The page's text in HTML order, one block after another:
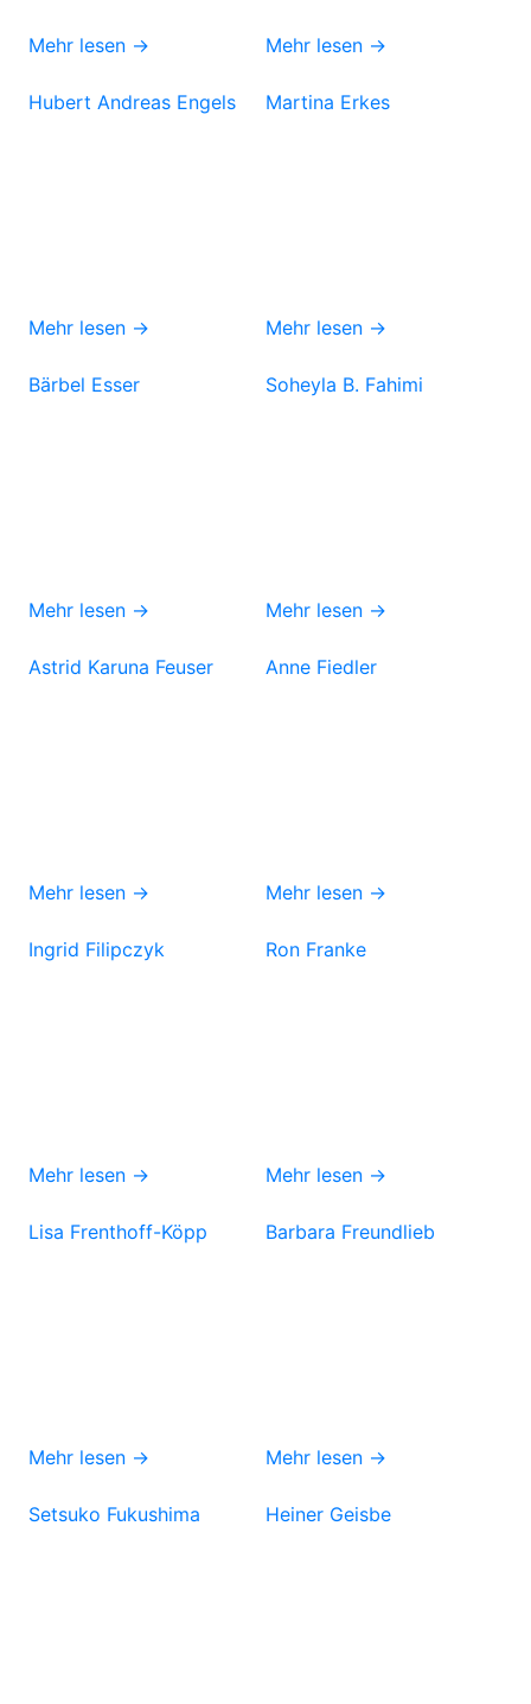
Mehr lesen → Mehr lesen →
Hubert Andreas Engels
Mehr lesen →
Martina Erkes
Mehr lesen →
Bärbel Esser
Mehr lesen →
Soheyla B. Fahimi
Mehr lesen →
Astrid Karuna Feuser
Mehr lesen →
Anne Fiedler
Mehr lesen →
Ingrid Filipczyk
Mehr lesen →
Ron Franke
Mehr lesen →
Lisa Frenthoff-Köpp
Mehr lesen →
Barbara Freundlieb
Mehr lesen →
Setsuko Fukushima Heiner Geisbe